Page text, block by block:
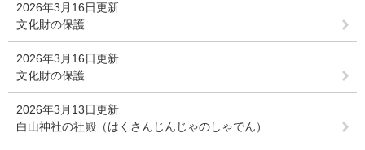
2026年3月16日更新
文化財の保護
2026年3月16日更新
文化財の保護
2026年3月13日更新
白山神社の社殿（はくさんじんじゃのしゃでん）